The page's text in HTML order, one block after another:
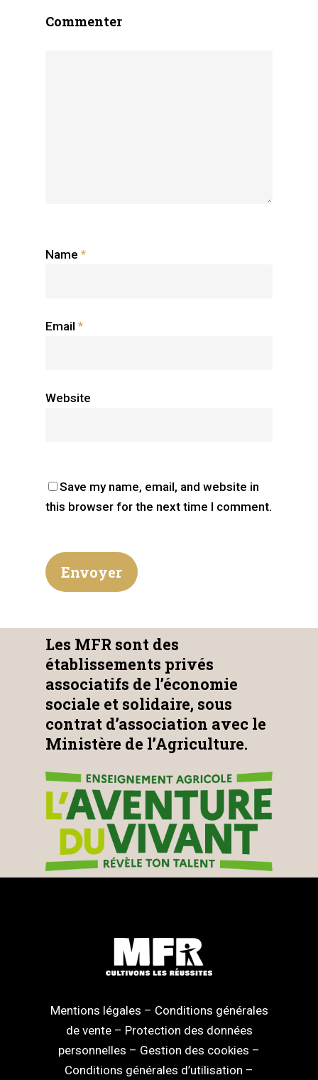
Commenter
Name *
Email *
Website
Save my name, email, and website in
this browser for the next time I comment.
Les MFR sont des
établissements privés
associatifs de l’économie
sociale et solidaire, sous
contrat d’association avec le
Ministère de l’Agriculture.
Mentions légales – Conditions générales
de vente– Protection des données
personnelles – Gestion des cookies –
Conditions générales d’utilisation –